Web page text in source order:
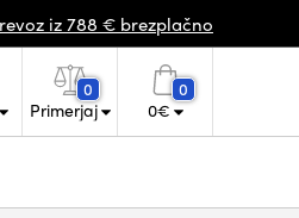
iz 788 € brezplačno
0
Primerjaj
0
0€